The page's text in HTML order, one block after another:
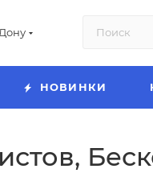
НОВИНКИ